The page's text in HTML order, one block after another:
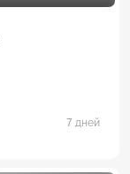
7 дней